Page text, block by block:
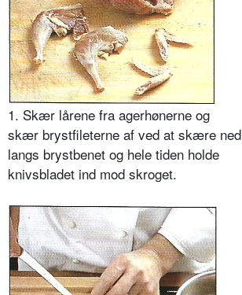
1. Skær lårene fra agerhønerne og
skær brystfileterne af ved at skære ned
langs brystbenet og hele tiden holde
knivsbladet ind mod skroget.